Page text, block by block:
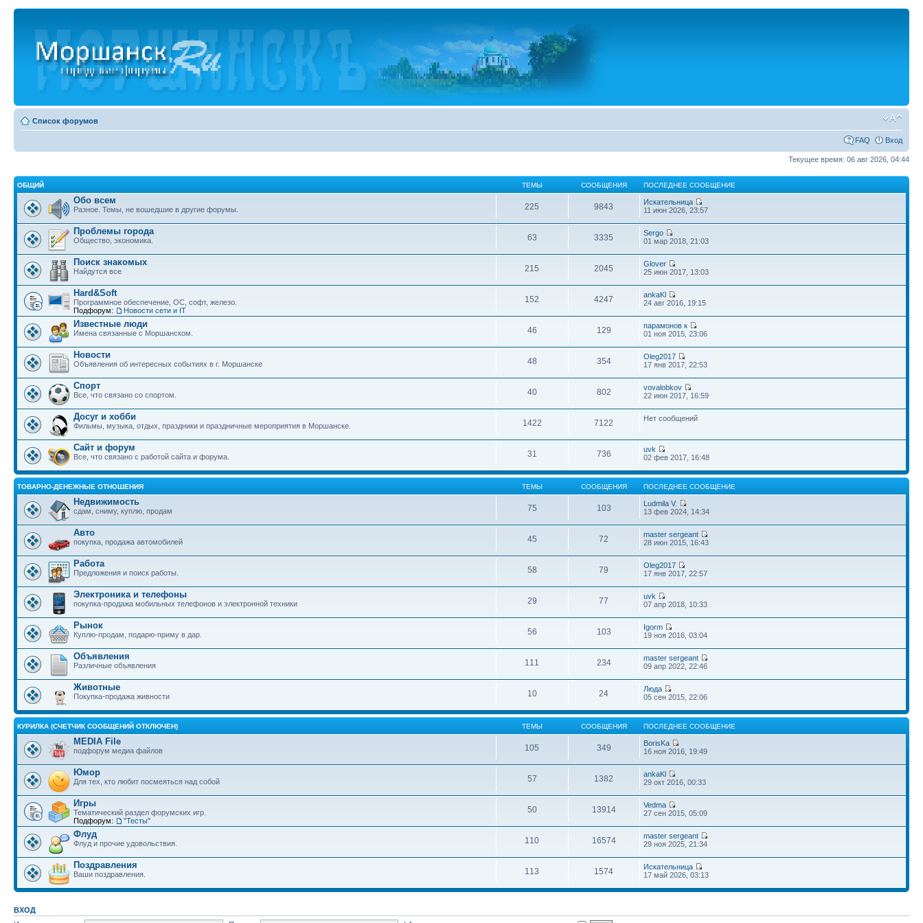
Список форумов
FAQ Вход
Текущее время: 06 авг 2026, 04:44
ОБЩИЙ ТЕМЫ СООБЩЕНИЯ ПОСЛЕДНЕЕ СООБЩЕНИЕ
Обо всем
Разное. Темы, не вошедшие в другие форумы. 225 9843
Искательница
11 июн 2026, 23:57
Проблемы города
Общество, экономика. 63 3335
Sergo
01 мар 2018, 21:03
Поиск знакомых
Найдутся все 215 2045
Glover
25 июн 2017, 13:03
Hard&Soft
Программное обеспечение, ОС, софт, железо.
Подфорум:
Новости сети и IT
152 4247
ankaKl
24 авг 2016, 19:15
Известные люди
Имена связанные с Моршанском. 46 129
парамонов к
01 ноя 2015, 23:06
Новости
Объявления об интересных событиях в г. Моршанске 48 354
Oleg2017
17 янв 2017, 22:53
Спорт
Все, что связано со спортом. 40 802
vovalobkov
22 июн 2017, 16:59
Досуг и хобби
Фильмы, музыка, отдых, праздники и праздничные мероприятия в Моршанске. 1422 7122 Нет сообщений
Сайт и форум
Все, что связано с работой сайта и форума. 31 736
uvk
02 фев 2017, 16:48
ТОВАРНО-ДЕНЕЖНЫЕ ОТНОШЕНИЯ ТЕМЫ СООБЩЕНИЯ ПОСЛЕДНЕЕ СООБЩЕНИЕ
Недвижимость
сдам, сниму, куплю, продам 75 103
Ludmila V.
13 фев 2024, 14:34
Авто
покупка, продажа автомобилей 45 72
master sergeant
28 июн 2015, 16:43
Работа
Предложения и поиск работы. 58 79
Oleg2017
17 янв 2017, 22:57
Электроника и телефоны
покупка-продажа мобильных телефонов и электронной техники 29 77
uvk
07 апр 2018, 10:33
Рынок
Куплю-продам, подарю-приму в дар. 56 103
Igorm
19 ноя 2016, 03:04
Объявления
Различные объявления 111 234
master sergeant
09 апр 2022, 22:46
Животные
Покупка-продажа живности 10 24
Люда
05 сен 2015, 22:06
КУРИЛКА (СЧЕТЧИК СООБЩЕНИЙ ОТКЛЮЧЕН) ТЕМЫ СООБЩЕНИЯ ПОСЛЕДНЕЕ СООБЩЕНИЕ
MEDIA File
подфорум медиа файлов 105 349
BorisKa
16 ноя 2016, 19:49
Юмор
Для тех, кто любит посмеяться над собой 57 1382
ankaKl
29 окт 2016, 00:33
Игры
Тематический раздел форумских игр.
Подфорум:
"Тесты"
50 13914
Vedma
27 сен 2015, 05:09
Флуд
Флуд и прочие удовольствия. 110 16574
master sergeant
29 ноя 2025, 21:34
Поздравления
Ваши поздравления. 113 1574
Искательница
17 май 2026, 03:13
ВХОД